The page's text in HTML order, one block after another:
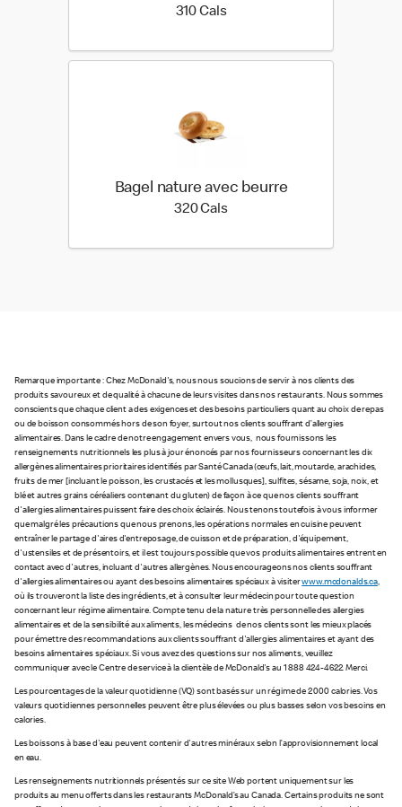
310 Cals310 calories
Bagel nature avec beurre
320 Cals320 calories
Remarque importante : Chez McDonald's, nous nous soucions de servir à nos clients des
produits savoureux et de qualité à chacune de leurs visites dans nos restaurants. Nous sommes
conscients que chaque client a des exigences et des besoins particuliers quant au choix de repas
ou de boisson consommés hors de son foyer, surtout nos clients souffrant d’allergies
alimentaires. Dans le cadre de notre engagement envers vous, nous fournissons les
renseignements nutritionnels les plus à jour énoncés par nos fournisseurs concernant les dix
allergènes alimentaires prioritaires identifiés par Santé Canada (œufs, lait, moutarde, arachides,
fruits de mer [incluant le poisson, les crustacés et les mollusques], sulfites, sésame, soja, noix, et
blé et autres grains céréaliers contenant du gluten) de façon à ce que nos clients souffrant
d'allergies alimentaires puissent faire des choix éclairés. Nous tenons toutefois à vous informer
que malgré les précautions que nous prenons, les opérations normales en cuisine peuvent
entraîner le partage d'aires d'entreposage, de cuisson et de préparation, d'équipement,
d'ustensiles et de présentoirs, et il est toujours possible que vos produits alimentaires entrent en
contact avec d'autres, incluant d'autres allergènes. Nous encourageons nos clients souffrant
d'allergies alimentaires ou ayant des besoins alimentaires spéciaux à visiterwww.mcdonalds.ca,
où ils trouveront la liste des ingrédients, et à consulter leur médecin pour toute question
concernant leur régime alimentaire. Compte tenu de la nature très personnelle des allergies
alimentaires et de la sensibilité aux aliments, les médecins de nos clients sont les mieux placés
pour émettre des recommandations aux clients souffrant d'allergies alimentaires et ayant des
besoins alimentaires spéciaux. Si vous avez des questions sur nos aliments, veuillez
communiquer avec le Centre de service à la clientèle de McDonald's au 1 888 424-4622. Merci.
Les pourcentages de la valeur quotidienne (VQ) sont basés sur un régime de 2 000 calories. Vos
valeurs quotidiennes personnelles peuvent être plus élevées ou plus basses selon vos besoins en
calories.
Les boissons à base d'eau peuvent contenir d'autres minéraux selon l’approvisionnement local
en eau.
Les renseignements nutritionnels présentés sur ce site Web portent uniquement sur les
produits au menu offerts dans les restaurants McDonald’s au Canada. Certains produits ne sont